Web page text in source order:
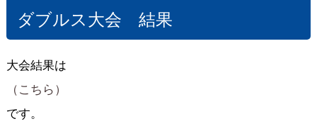
ダブルス大会 結果
大会結果は
（こちら）
です。